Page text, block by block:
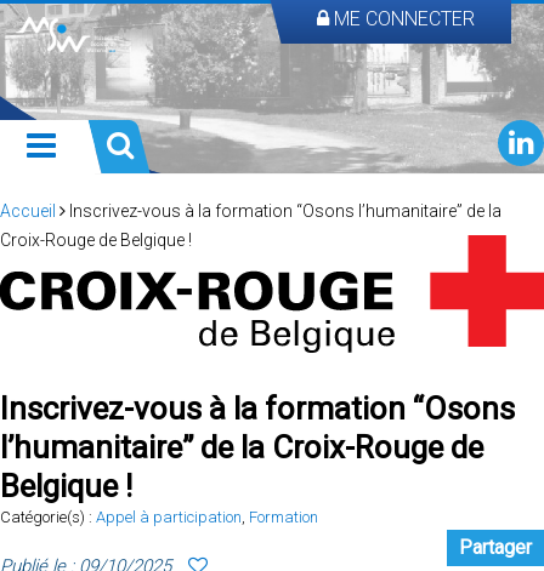
ME CONNECTER
Accueil
Inscrivez-vous à la formation “Osons l’humanitaire” de la
Croix-Rouge de Belgique !
Inscrivez-vous à la formation “Osons
l’humanitaire” de la Croix-Rouge de
Belgique !
Catégorie(s) : Appel à participation Formation
Publié le : 09/10/2025
Partager